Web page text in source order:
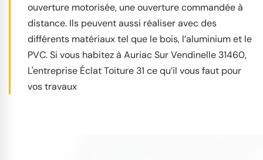
ouverture motorisée, une ouverture commandée à
distance. Ils peuvent aussi réaliser avec des
différents matériaux tel que le bois, l’aluminium et le
PVC. Si vous habitez à Auriac Sur Vendinelle 31460,
L'entreprise Éclat Toiture 31 ce qu’il vous faut pour
vos travaux